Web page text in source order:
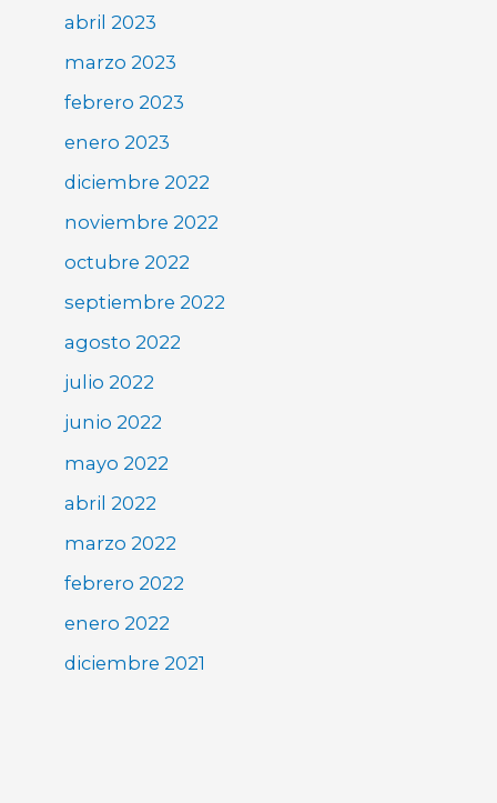
abril 2023
marzo 2023
febrero 2023
enero 2023
diciembre 2022
noviembre 2022
octubre 2022
septiembre 2022
agosto 2022
julio 2022
junio 2022
mayo 2022
abril 2022
marzo 2022
febrero 2022
enero 2022
diciembre 2021